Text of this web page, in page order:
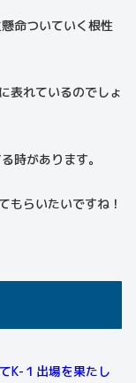
命ついていく根性
表れているのでしょ
時があります。
もらいたいですね！
K-１出場を果たし